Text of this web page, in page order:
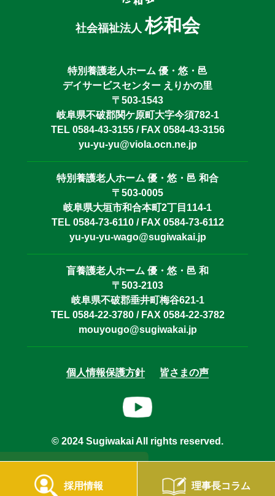
採用情報 理事長コラム
社会福祉法人杉和会
特別養護老人ホーム 優・悠・邑
デイサービスセンター えりかの里
〒503-1543
岐阜県不破郡関ケ原町大字今須782-1
TEL 0584-43-3155 / FAX 0584-43-3156
yu-yu-yu@viola.ocn.ne.jp
特別養護老人ホーム 優・悠・邑 和合
〒503-0005
岐阜県大垣市和合本町2丁目114-1
TEL 0584-73-6110 / FAX 0584-73-6112
yu-yu-yu-wago@sugiwakai.jp
盲養護老人ホーム 優・悠・邑 和
〒503-2103
岐阜県不破郡垂井町梅谷621-1
TEL 0584-22-3780 / FAX 0584-22-3782
mouyougo@sugiwakai.jp
個人情報保護方針 皆さまの声
© 2024 Sugiwakai All rights reserved.